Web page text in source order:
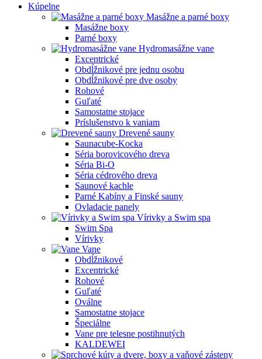
Kúpelne
Masážne a parné boxy
Masážne boxy
Parné boxy
Hydromasážne vane
Excentrické
Obdĺžnikové pre jednu osobu
Obdĺžnikové pre dve osoby
Rohové
Guľaté
Samostatne stojace
Príslušenstvo k vaniam
Drevené sauny
Saunacube-Kocka
Séria borovicového dreva
Séria Bi-O
Séria cédrového dreva
Saunové kachle
Parné Kabíny a Finské sauny
Ovladacie panely
Vírivky a Swim spa
Swim Spa
Vírivky
Vane
Obdĺžnikové
Excentrické
Rohové
Guľaté
Oválne
Samostatne stojace
Špeciálne
Vane pre telesne postihnutých
KALDEWEI